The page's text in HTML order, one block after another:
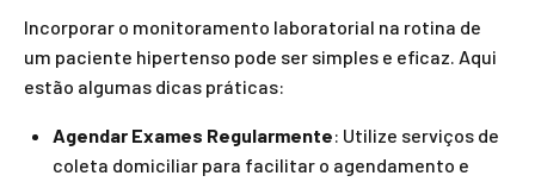
Incorporar o monitoramento laboratorial na rotina de
um paciente hipertenso pode ser simples e eficaz. Aqui
estão algumas dicas práticas:
Agendar Exames Regularmente: Utilize serviços de
coleta domiciliar para facilitar o agendamento e